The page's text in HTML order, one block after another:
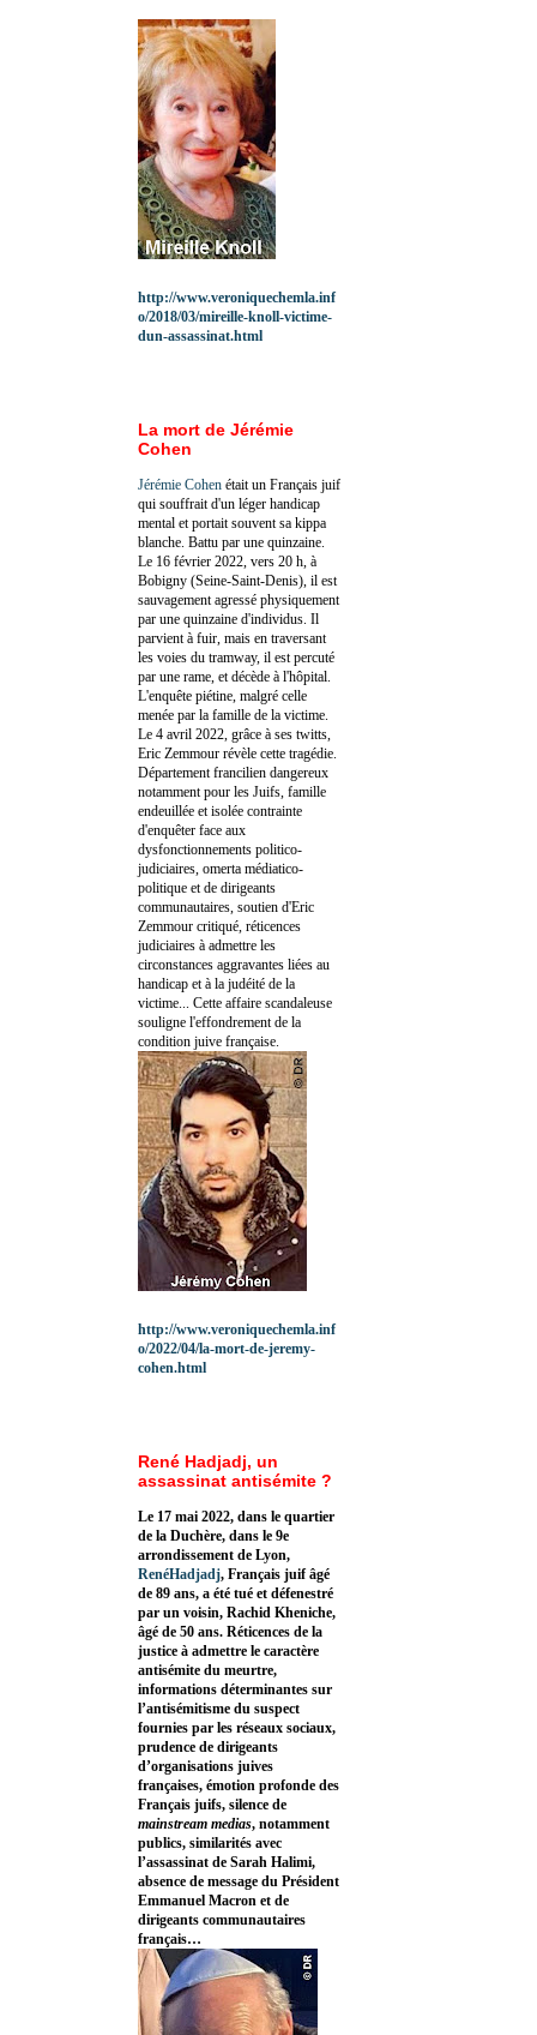
http://www.veroniquechemla.inf
o/2018/03/mireille-knoll-victime-
dun-assassinat.html
La mort de Jérémie
Cohen
Jérémie Cohen était un Français juif
qui souffrait d'un léger handicap
mental et portait souvent sa kippa
blanche. Battu par une quinzaine.
Le 16 février 2022, vers 20 h, à
Bobigny (Seine-Saint-Denis), il est
sauvagement agressé physiquement
par une quinzaine d'individus. Il
parvient à fuir, mais en traversant
les voies du tramway, il est percuté
par une rame, et décède à l'hôpital.
L'enquête piétine, malgré celle
menée par la famille de la victime.
Le 4 avril 2022, grâce à ses twitts,
Eric Zemmour révèle cette tragédie.
Département francilien dangereux
notamment pour les Juifs, famille
endeuillée et isolée contrainte
d'enquêter face aux
dysfonctionnements politico-
judiciaires, omerta médiatico-
politique et de dirigeants
communautaires, soutien d'Eric
Zemmour critiqué, réticences
judiciaires à admettre les
circonstances aggravantes liées au
handicap et à la judéité de la
victime... Cette affaire scandaleuse
souligne l'effondrement de la
condition juive française.
http://www.veroniquechemla.inf
o/2022/04/la-mort-de-jeremy-
cohen.html
René Hadjadj, un
assassinat antisémite ?
Le 17 mai 2022, dans le quartier
de la Duchère, dans le 9e
arrondissement de Lyon,
RenéHadjadj, Français juif âgé
de 89 ans, a été tué et défenestré
par un voisin, Rachid Kheniche,
âgé de 50 ans. Réticences de la
justice à admettre le caractère
antisémite du meurtre,
informations déterminantes sur
l’antisémitisme du suspect
fournies par les réseaux sociaux,
prudence de dirigeants
d’organisations juives
françaises, émotion profonde des
Français juifs, silence de
mainstream medias, notamment
publics, similarités avec
l’assassinat de Sarah Halimi,
absence de message du Président
Emmanuel Macron et de
dirigeants communautaires
français…